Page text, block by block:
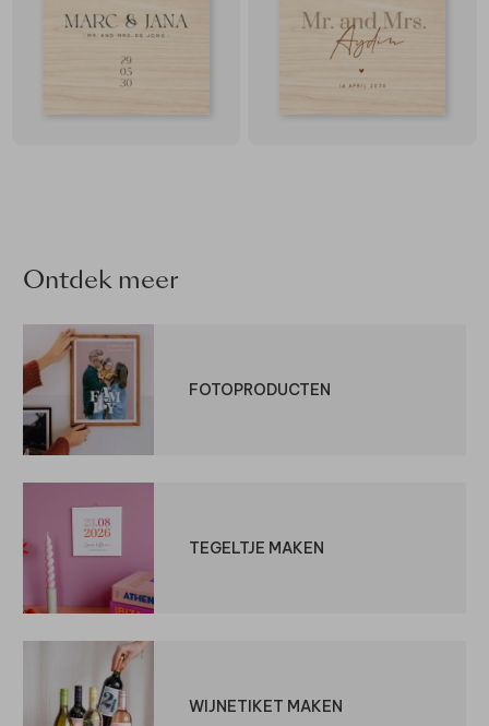
Ontdek meer
FOTOPRODUCTEN
TEGELTJE MAKEN
WIJNETIKET MAKEN